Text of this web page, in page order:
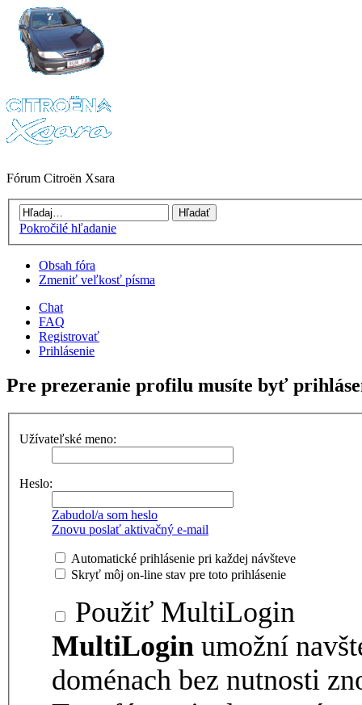
Fórum Citroën Xsara
Pokročilé hľadanie
Obsah fóra
Zmeniť veľkosť písma
Chat
FAQ
Registrovať
Prihlásenie
Pre prezeranie profilu musíte byť
Užívateľské meno:
Heslo:
Zabudol/a som heslo
Znovu poslať aktivačný e-mail
Automatické prihlásenie pri každej návšteve
Skryť môj on-line stav pre toto prihlásenie
Použiť MultiLogin
MultiLogin umožní
doménach bez nutnosti